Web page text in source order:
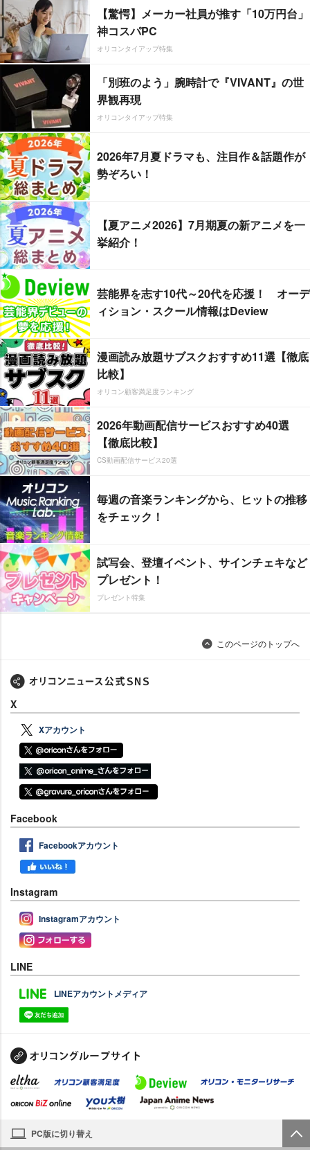
【驚愕】メーカー社員が推す「10万円台」
神コスパPC
オリコンタイアップ特集
「別班のよう」腕時計で『VIVANT』の世
界観再現
オリコンタイアップ特集
2026年7月夏ドラマも、注目作＆話題作が
勢ぞろい！
【夏アニメ2026】7月期夏の新アニメを一
挙紹介！
芸能界を志す10代～20代を応援！ オーデ
ィション・スクール情報はDeview
漫画読み放題サブスクおすすめ11選【徹底
比較】
オリコン顧客満足度ランキング
2026年動画配信サービスおすすめ40選
【徹底比較】
CS動画配信サービス20選
毎週の音楽ランキングから、ヒットの推移
をチェック！
試写会、登壇イベント、サインチェキなど
プレゼント！
プレゼント特集
このページのトップへ
X
Xアカウント
Facebook
Facebookアカウント
Instagram
Instagramアカウント
LINE
LINEアカウントメディア
PC版に切り替え